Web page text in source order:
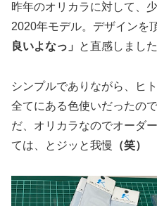
昨年のオリカラに対して、
2020年モデル。デザインを
良いよなっ」
と直感しました
シンプルでありながら、ヒ
全てにある色使いだったの
だ、オリカラなのでオーダ
ては、とジッと我慢
（笑）